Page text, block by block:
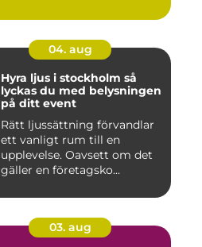
04. aug
Hyra ljus i stockholm så
lyckas du med belysningen
på ditt event
Rätt ljussättning förvandlar
ett vanligt rum till en
upplevelse. Oavsett om det
gäller en företagsko...
03. aug